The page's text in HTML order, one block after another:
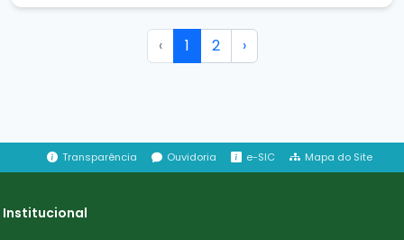
‹ 1 2 ›
Transparência Ouvidoria e-SIC Mapa do Site
Institucional